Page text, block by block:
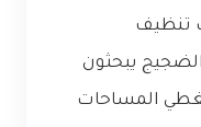
تنظيف
يبحثون
المساحات